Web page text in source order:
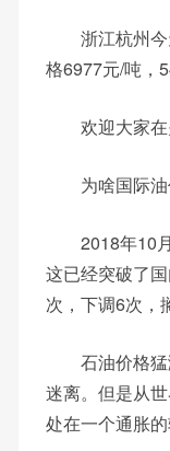
浙江杭州
格6977元/吨，
欢迎大家
为啥国际
2018年10
这已经突破了
次，下调6次，
石油价格
迷离。但是从
处在一个通胀